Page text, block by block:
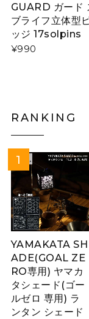
GUARD ガード
ブライフ立体型
ッジ 17solpins
¥990
RANKING
YAMAKATA SH
ADE(GOAL ZE
RO専用) ヤマカ
タシェード(ゴー
ルゼロ 専用) ラ
ンタン シェード